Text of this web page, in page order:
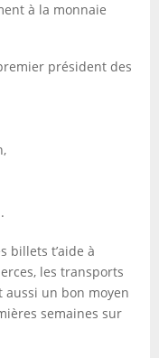
à la monnaie
président des
billets t’aide à
les transports
aussi un bon moyen
semaines sur